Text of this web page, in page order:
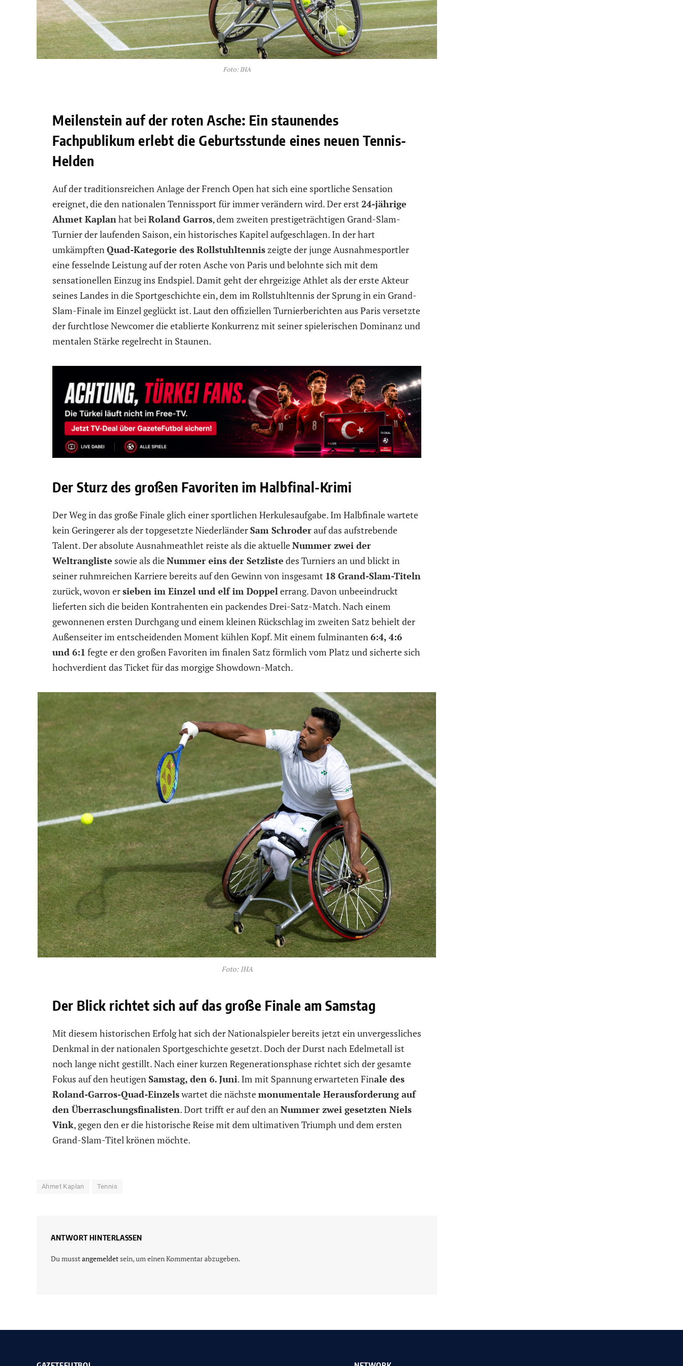
Foto: IHA
Meilenstein auf der roten Asche: Ein staunendes
Fachpublikum erlebt die Geburtsstunde eines neuen Tennis-
Helden
Auf der traditionsreichen Anlage der French Open hat sich eine sportliche Sensation
ereignet, die den nationalen Tennissport für immer verändern wird. Der erst 24-jährige
Ahmet Kaplanhat beiRoland Garros, dem zweiten prestigeträchtigen Grand-Slam-
Turnier der laufenden Saison, ein historisches Kapitel aufgeschlagen. In der hart
umkämpftenQuad-Kategorie des Rollstuhltenniszeigte der junge Ausnahmesportler
eine fesselnde Leistung auf der roten Asche von Paris und belohnte sich mit dem
sensationellen Einzug ins Endspiel. Damit geht der ehrgeizige Athlet als der erste Akteur
seines Landes in die Sportgeschichte ein, dem im Rollstuhltennis der Sprung in ein Grand-
Slam-Finale im Einzel geglückt ist. Laut den offiziellen Turnierberichten aus Paris versetzte
der furchtlose Newcomer die etablierte Konkurrenz mit seiner spielerischen Dominanz und
mentalen Stärke regelrecht in Staunen.
Der Sturz des großen Favoriten im Halbfinal-Krimi
Der Weg in das große Finale glich einer sportlichen Herkulesaufgabe. Im Halbfinale wartete
kein Geringerer als der topgesetzte NiederländerSam Schroderauf das aufstrebende
Talent. Der absolute Ausnahmeathlet reiste als die aktuelleNummer zwei der
Weltrangliste sowie als dieNummer eins der Setzliste des Turniers an und blickt in
seiner ruhmreichen Karriere bereits auf den Gewinn von insgesamt 18 Grand-Slam-Titeln
zurück, wovon ersieben im Einzel und elf im Doppelerrang. Davon unbeeindruckt
lieferten sich die beiden Kontrahenten ein packendes Drei-Satz-Match. Nach einem
gewonnenen ersten Durchgang und einem kleinen Rückschlag im zweiten Satz behielt der
Außenseiter im entscheidenden Moment kühlen Kopf. Mit einem fulminanten6:4, 4:6
und 6:1 fegte er den großen Favoriten im finalen Satz förmlich vom Platz und sicherte sich
hochverdient das Ticket für das morgige Showdown-Match.
Foto: IHA
Der Blick richtet sich auf das große Finale am Samstag
Mit diesem historischen Erfolg hat sich der Nationalspieler bereits jetzt ein unvergessliches
Denkmal in der nationalen Sportgeschichte gesetzt. Doch der Durst nach Edelmetall ist
noch lange nicht gestillt. Nach einer kurzen Regenerationsphase richtet sich der gesamte
Fokus auf den heutigenSamstag, den 6. Juni. Im mit Spannung erwarteten Finale des
Roland-Garros-Quad-Einzelswartet die nächstemonumentale Herausforderung auf
den Überraschungsfinalisten. Dort trifft er auf den anNummer zwei gesetzten Niels
Vink, gegen den er die historische Reise mit dem ultimativen Triumph und dem ersten
Grand-Slam-Titel krönen möchte.
Ahmet Kaplan Tennis
ANTWORT HINTERLASSEN
Du musstangemeldetsein, um einen Kommentar abzugeben.